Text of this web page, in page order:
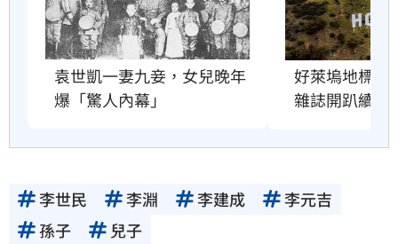
袁世凱一妻九妾，女兒晚年
爆「驚人內幕」
好萊塢地標恐
雜誌開趴續命
李世民 李淵 李建成
李元吉
孫子
兒子